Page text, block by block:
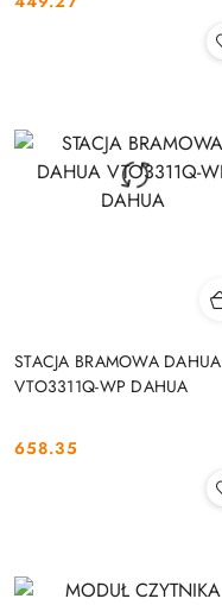
Cena:
STACJA BRAMOWA DAHUA
VTO3311Q-WP DAHUA
Cena:
658.35